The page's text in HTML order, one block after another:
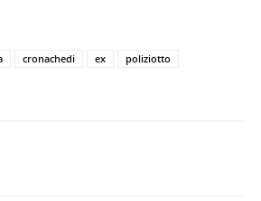
cronachedi ex
poliziotto